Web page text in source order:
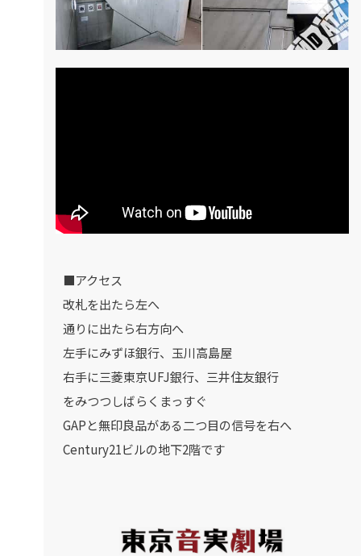
■アクセス
改札を出たら左へ
通りに出たら右方向へ
左手にみずほ銀行、玉川高島屋
右手に三菱東京UFJ銀行、三井住友銀行
をみつつしばらくまっすぐ
GAPと無印良品がある二つ目の信号を右へ
Century21ビルの地下2階です